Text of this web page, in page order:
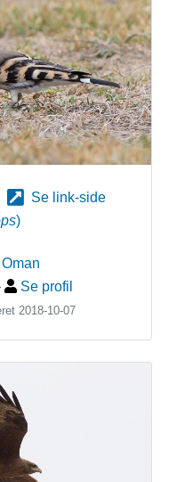
Se link-side
)
Oman
Se profil
2018-10-07